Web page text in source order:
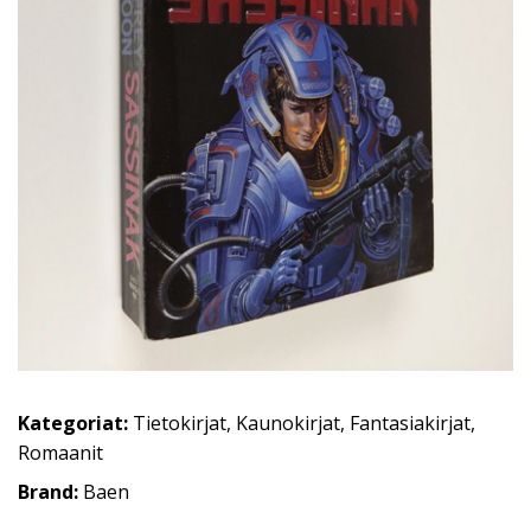
Kategoriat: Tietokirjat, Kaunokirjat, Fantasiakirjat,
Romaanit
Brand: Baen